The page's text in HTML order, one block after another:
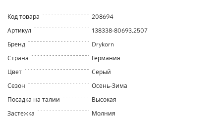
Код товара
208694
Артикул
138338-80693.2507
Бренд
Drykorn
Страна
Германия
Цвет
Серый
Сезон
Осень-Зима
Посадка на талии
Высокая
Застежка
Молния